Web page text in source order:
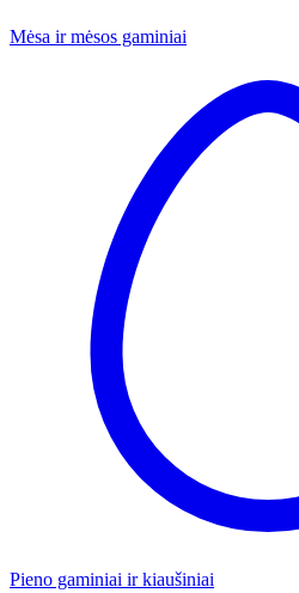
Mėsa ir mėsos gaminiai
Pieno gaminiai ir kiaušiniai